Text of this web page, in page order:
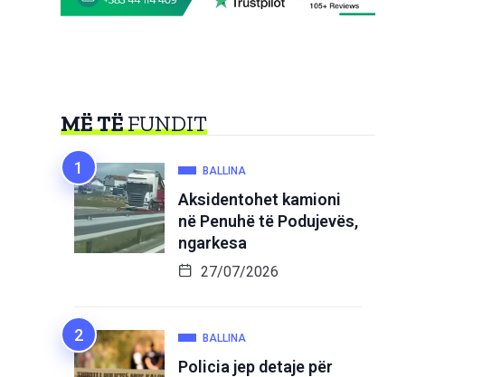
MË TËFUNDIT
BALLINA
Aksidentohet kamioni
në Penuhë të Podujevës,
ngarkesa
27/07/2026
BALLINA
Policia jep detaje për